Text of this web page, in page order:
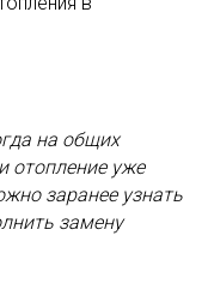
на общих
отопление уже
заранее узнать
замену